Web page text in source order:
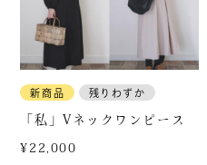
文具
生活日用品
衣・服飾小物
新商品 残りわずか
「私」Vネックワンピース
¥22,000